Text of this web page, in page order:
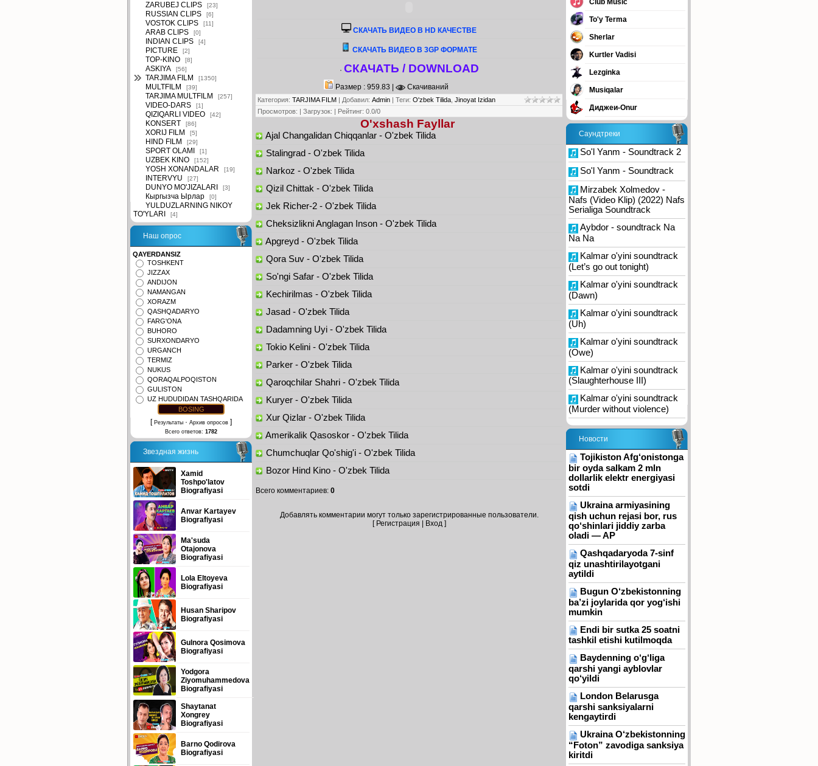
ZARUBEJ CLIPS [23]
RUSSIAN CLIPS [6]
VOSTOK CLIPS [11]
ARAB CLIPS [0]
INDIAN CLIPS [4]
PICTURE [2]
TOP-KINO [8]
ASKIYA [56]
TARJIMA FILM [1350]
MULTFILM [39]
TARJIMA MULTFILM [257]
VIDEO-DARS [1]
QIZIQARLI VIDEO [42]
KONSERT [86]
XORIJ FILM [5]
HIND FILM [29]
SPORT OLAMI [1]
UZBEK KINO [152]
YOSH XONANDALAR [19]
INTERVYU [27]
DUNYO MO'JIZALARI [3]
Кыргызча Ырлар [0]
YULDUZLARNING NIKOY
TO'YLARI
[4]
Наш опрос
QAYERDANSIZ
TOSHKENT
JIZZAX
ANDIJON
NAMANGAN
XORAZM
QASHQADARYO
FARG'ONA
BUHORO
SURXONDARYO
URGANCH
TERMIZ
NUKUS
QORAQALPOQISTON
GULISTON
UZ HUDUDIDAN TASHQARIDA
[ Результаты · Архив опросов ]
Всего ответов: 1782
Звездная жизнь
Xamid
Toshpo'latov
Biografiyasi
Anvar Kartayev
Biografiyasi
Ma'suda
Otajonova
Biografiyasi
Lola Eltoyeva
Biografiyasi
Husan Sharipov
Biografiyasi
Gulnora Qosimova
Biografiyasi
Yodgora
Ziyomuhammedova
Biografiyasi
Shaytanat
Xongrey
Biografiyasi
Barno Qodirova
Biografiyasi
CКАЧАТЬ ВИДЕО В HD КАЧЕСТВЕ
СКАЧАТЬ ВИДЕО В 3GP ФОРМАТЕ
· СКАЧАТЬ / DOWNLOAD
Размер : 959.83 | Скачиваний
Категория: TARJIMA FILM | Добавил: Admin | Теги: O'zbek Tilida Jinoyat Izidan
Просмотров: | Загрузок: | Рейтинг: 0.0/0
O'xshash Fayllar
Ajal Changalidan Chiqqanlar - O'zbek Tilida
Stalingrad - O'zbek Tilida
Narkoz - O'zbek Tilida
Qizil Chittak - O'zbek Tilida
Jek Richer-2 - O'zbek Tilida
Cheksizlikni Anglagan Inson - O'zbek Tilida
Apgreyd - O'zbek Tilida
Qora Suv - O'zbek Tilida
So'ngi Safar - O'zbek Tilida
Kechirilmas - O'zbek Tilida
Jasad - O'zbek Tilida
Dadamning Uyi - O'zbek Tilida
Tokio Kelini - O'zbek Tilida
Parker - O'zbek Tilida
Qaroqchilar Shahri - O'zbek Tilida
Kuryer - O'zbek Tilida
Xur Qizlar - O'zbek Tilida
Amerikalik Qasoskor - O'zbek Tilida
Chumchuqlar Qo'shig'i - O'zbek Tilida
Bozor Hind Kino - O'zbek Tilida
Всего комментариев: 0
Добавлять комментарии могут только зарегистрированные пользователи.
[ Регистрация Вход]
Club Music
To'y Terma
Sherlar
Kurtler Vadisi
Lezginka
Musiqalar
Диджеи-Onur
Саундтреки
So'l Yanm - Soundtrack 2
So'l Yanm - Soundtrack
Mirzabek Xolmedov -
Nafs (Video Klip) (2022) Nafs
Serialiga Soundtrack
Aybdor - soundtrack Na
Na Na
Kalmar o'yini soundtrack
(Let’s go out tonight)
Kalmar o'yini soundtrack
(Dawn)
Kalmar o'yini soundtrack
(Uh)
Kalmar o'yini soundtrack
(Owe)
Kalmar o'yini soundtrack
(Slaughterhouse III)
Kalmar o'yini soundtrack
(Murder without violence)
Новости
Tojikiston Afg‘onistonga
bir oyda salkam 2 mln
dollarlik elektr energiyasi
sotdi
Ukraina armiyasining
qish uchun rejasi bor, rus
qo‘shinlari jiddiy zarba
oladi — AP
Qashqadaryoda 7-sinf
qiz unashtirilayotgani
aytildi
Bugun O‘zbekistonning
ba’zi joylarida qor yog‘ishi
mumkin
Endi bir sutka 25 soatni
tashkil etishi kutilmoqda
Baydenning o‘g‘liga
qarshi yangi ayblovlar
qo‘yildi
London Belarusga
qarshi sanksiyalarni
kengaytirdi
Ukraina O‘zbekistonning
“Foton” zavodiga sanksiya
kiritdi